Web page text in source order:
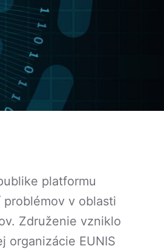
platformu
v oblasti
Združenie vzniklo
organizácie EUNIS